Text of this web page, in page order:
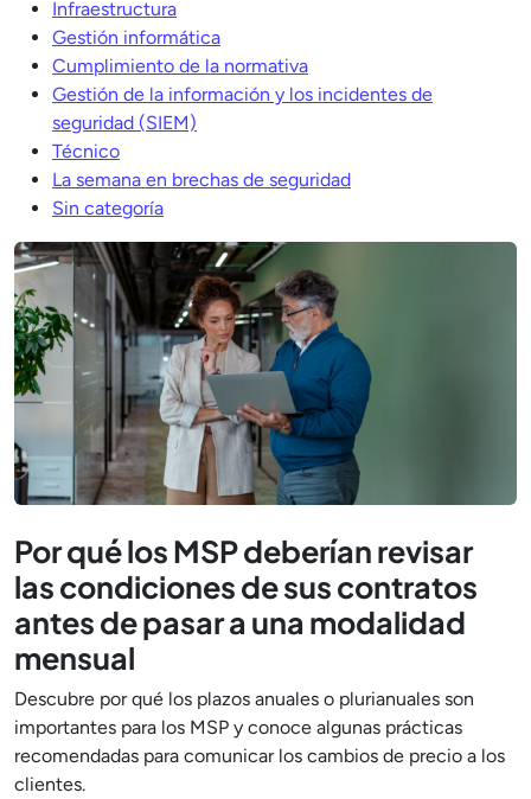
Infraestructura
Gestión informática
Cumplimiento de la normativa
Gestión de la información y los incidentes de
seguridad (SIEM)
Técnico
La semana en brechas de seguridad
Sin categoría
Por qué los MSP deberían revisar
las condiciones de sus contratos
antes de pasar a una modalidad
mensual
Descubre por qué los plazos anuales o plurianuales son
importantes para los MSP y conoce algunas prácticas
recomendadas para comunicar los cambios de precio a los
clientes.